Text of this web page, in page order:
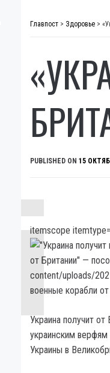
Главпост > Здоровье >
PUBLISHED ON 15
itemscope
от Британии" —
content/uploads/
военные корабли
Украина получит
украинским верфям
Украины в